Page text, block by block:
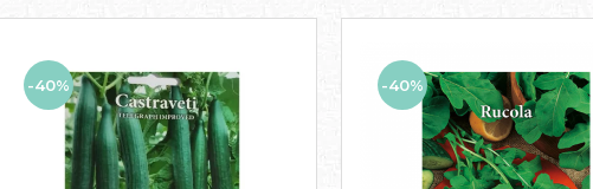
-40% -40%